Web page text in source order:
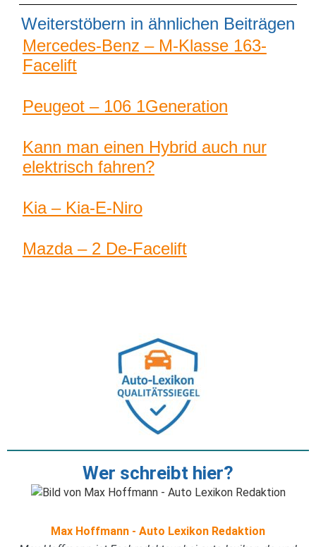
Weiterstöbern in ähnlichen Beiträgen
Mercedes-Benz – M-Klasse 163-
Facelift
Peugeot – 106 1Generation
Kann man einen Hybrid auch nur
elektrisch fahren?
Kia – Kia-E-Niro
Mazda – 2 De-Facelift
Wer schreibt hier?
Max Hoffmann - Auto Lexikon Redaktion